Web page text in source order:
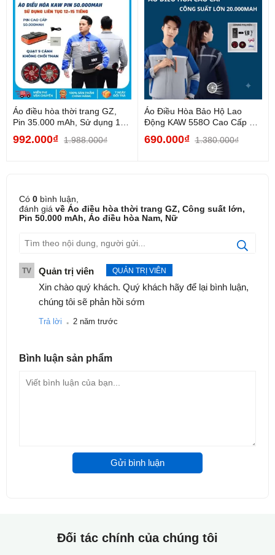
Áo điều hòa thời trang GZ,
Pin 35.000 mAh, Sử dụng 12
tiếng, Áo điều...
992.000₫ 1.988.000₫
Áo Điều Hòa Bảo Hộ Lao
Động KAW 558O Cao Cấp –
Quạt Làm Mát...
690.000₫ 1.380.000₫
Có 0 bình luận,
đánh giá về Áo điều hòa thời trang GZ, Công suất lớn,
Pin 50.000 mAh, Áo điều hòa Nam, Nữ
TV Quản trị viên QUẢN TRỊ VIÊN
Xin chào quý khách. Quý khách hãy để lại bình luận,
chúng tôi sẽ phản hồi sớm
Trả lời . 2 năm trước
Bình luận sản phẩm
Gửi bình luận
Đối tác chính của chúng tôi